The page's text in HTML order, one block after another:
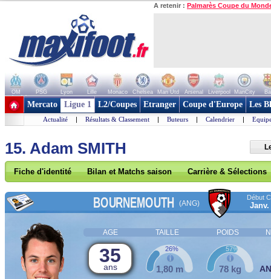
A retenir : Palmarès Coupe du
OM PSG Lyon Lille Monaco Chelsea Man Utd Arsenal Liverpool ManCity
+ de clubs
Mercato Ligue 1 L2/Coupes Etranger Coupe d'Europe Les
Actualité | Résultats & Classement | Buteurs | Calendrier |
15. Adam SMITH
Fiche d'identité Bilan et Matchs saison Carrière & Sélections
BOURNEMOUTH (ANG)
Début
Janv.
AGE TAILLE POIDS
35
ans 1,80 m
26%
78 kg
57%